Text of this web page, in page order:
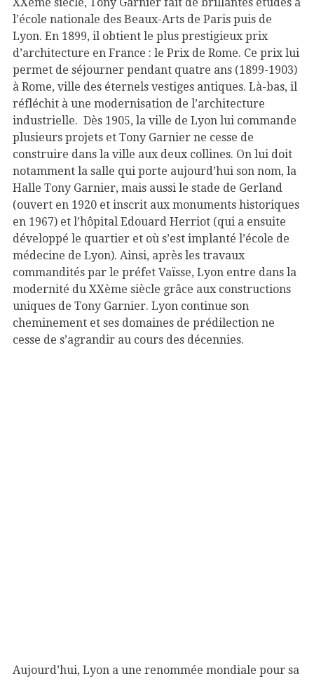
l’école nationale des Beaux-Arts de Paris puis de
Lyon. En 1899, il obtient le plus prestigieux prix
d’architecture en France : le Prix de Rome. Ce prix lui
permet de séjourner pendant quatre ans (1899-1903)
à Rome, ville des éternels vestiges antiques. Là-bas, il
réfléchit à une modernisation de l’architecture
industrielle. Dès 1905, la ville de Lyon lui commande
plusieurs projets et Tony Garnier ne cesse de
construire dans la ville aux deux collines. On lui doit
notamment la salle qui porte aujourd’hui son nom, la
Halle Tony Garnier, mais aussi le stade de Gerland
(ouvert en 1920 et inscrit aux monuments historiques
en 1967) et l’hôpital Edouard Herriot (qui a ensuite
développé le quartier et où s’est implanté l’école de
médecine de Lyon). Ainsi, après les travaux
commandités par le préfet Vaïsse, Lyon entre dans la
modernité du XXème siècle grâce aux constructions
uniques de Tony Garnier. Lyon continue son
cheminement et ses domaines de prédilection ne
cesse de s’agrandir au cours des décennies.
Tony Garnier
Aujourd’hui, Lyon a une renommée mondiale pour sa